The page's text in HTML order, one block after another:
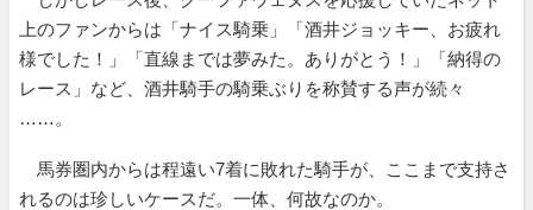
上のファンからは「ナイス騎乗」「酒井ジョッキー、お疲れ
様でした！」「直線までは夢みた。ありがとう！」「納得の
レース」など、酒井騎手の騎乗ぶりを称賛する声が続々
……。
馬券圏内からは程遠い7着に敗れた騎手が、ここまで支持さ
れるのは珍しいケースだ。一体、何故なのか。